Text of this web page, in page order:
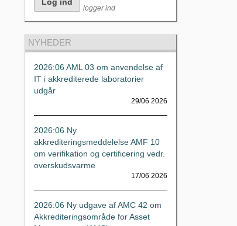
logger ind
NYHEDER
2026:06 AML 03 om anvendelse af
IT i akkrediterede laboratorier
udgår
29/06 2026
2026:06 Ny
akkrediteringsmeddelelse AMF 10
om verifikation og certificering vedr.
overskudsvarme
17/06 2026
2026:06 Ny udgave af AMC 42 om
Akkrediteringsområde for Asset